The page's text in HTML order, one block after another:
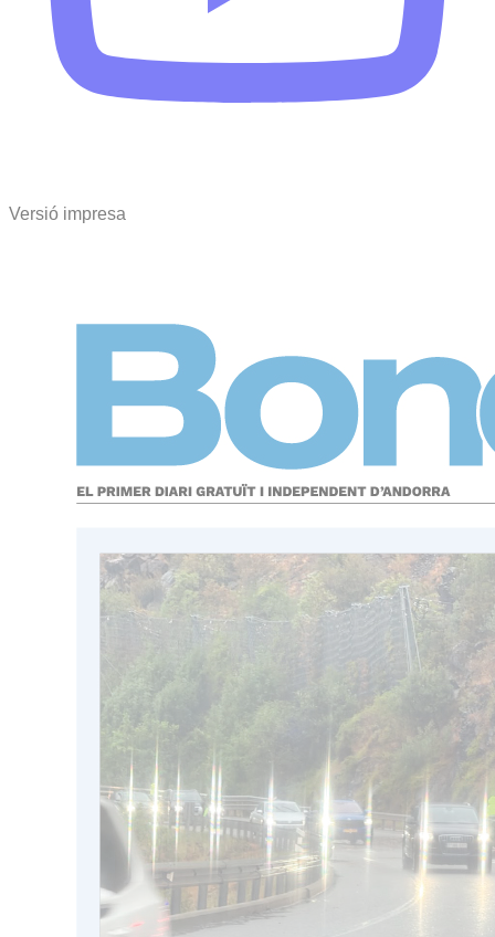
Versió impresa